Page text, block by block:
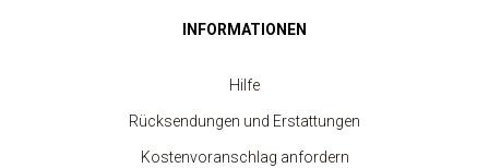
INFORMATIONEN
Hilfe
Rücksendungen und Erstattungen
Kostenvoranschlag anfordern